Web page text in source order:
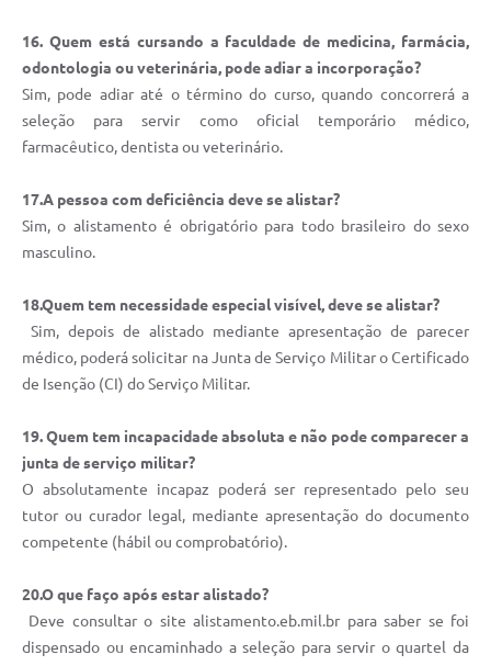
16. Quem está cursando a faculdade de medicina, farmácia,
odontologia ou veterinária, pode adiar a incorporação?
Sim, pode adiar até o término do curso, quando concorrerá a
seleção para servir como oficial temporário médico,
farmacêutico, dentista ou veterinário.
17.A pessoa com deficiência deve se alistar?
Sim, o alistamento é obrigatório para todo brasileiro do sexo
masculino.
18.Quem tem necessidade especial visível, deve se alistar?
Sim, depois de alistado mediante apresentação de parecer
médico, poderá solicitar na Junta de Serviço Militar o Certificado
de Isenção (CI) do Serviço Militar.
19. Quem tem incapacidade absoluta e não pode comparecer a
junta de serviço militar?
O absolutamente incapaz poderá ser representado pelo seu
tutor ou curador legal, mediante apresentação do documento
competente (hábil ou comprobatório).
20.O que faço após estar alistado?
Deve consultar o site alistamento.eb.mil.br para saber se foi
dispensado ou encaminhado a seleção para servir o quartel da